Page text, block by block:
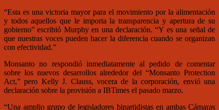
“Esta es una victoria mayor para el movimiento por la alimentación
y todos aquellos que le importa la transparencia y apertura de su
gobierno” escribió Murphy en una declaración. “Y es una señal de
que nuestras voces pueden hacer la diferencia cuando se organizan
con efectividad.”
Monsanto no respondió inmediatamente al pedido de comentar
sobre los nuevos desarrollos alrededor del “Monsanto Protection
Act,” pero Kelly J. Clauss, vocera de la corporación, envió una
declaración sobre la provisión a IBTimes el pasado marzo.
“Una amplio grupo de legisladores bipartidistas en ambas Cámaras